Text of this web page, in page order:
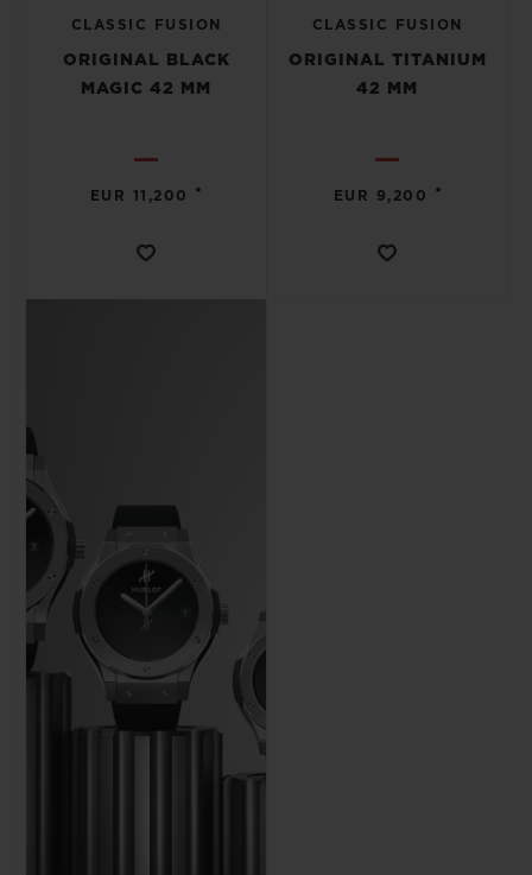
CLASSIC FUSION
ORIGINAL BLACK
MAGIC 42 MM
EUR 11,200 •
CLASSIC FUSION
ORIGINAL TITANIUM
42 MM
EUR 9,200 •